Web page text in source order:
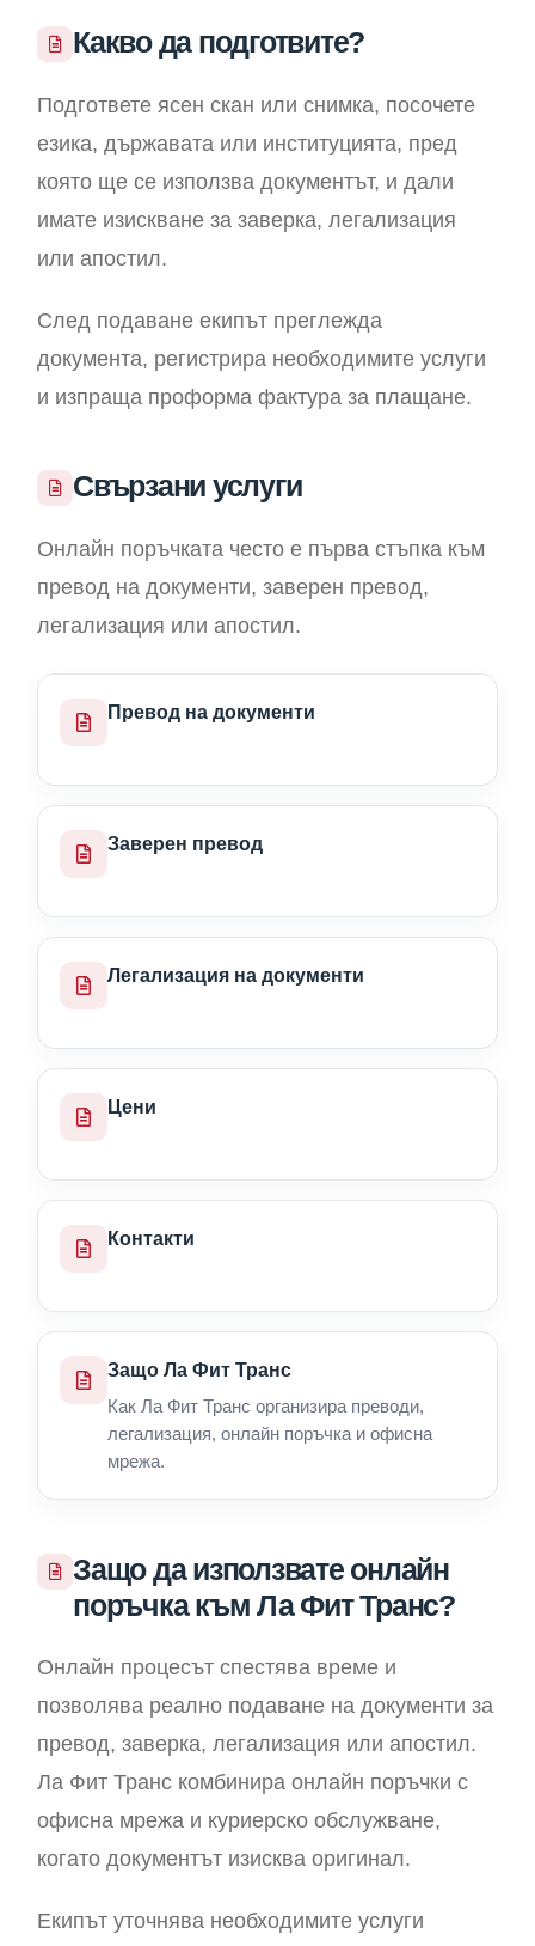
Какво да подготвите?
Подгответе ясен скан или снимка, посочете
езика, държавата или институцията, пред
която ще се използва документът, и дали
имате изискване за заверка, легализация
или апостил.
След подаване екипът преглежда
документа, регистрира необходимите услуги
и изпраща проформа фактура за плащане.
Свързани услуги
Онлайн поръчката често е първа стъпка към
превод на документи, заверен превод,
легализация или апостил.
Превод на документи
Заверен превод
Легализация на документи
Цени
Контакти
Защо Ла Фит Транс
Как Ла Фит Транс организира преводи,
легализация, онлайн поръчка и офисна
мрежа.
Защо да използвате онлайн
поръчка към Ла Фит Транс?
Онлайн процесът спестява време и
позволява реално подаване на документи за
превод, заверка, легализация или апостил.
Ла Фит Транс комбинира онлайн поръчки с
офисна мрежа и куриерско обслужване,
когато документът изисква оригинал.
Екипът уточнява необходимите услуги